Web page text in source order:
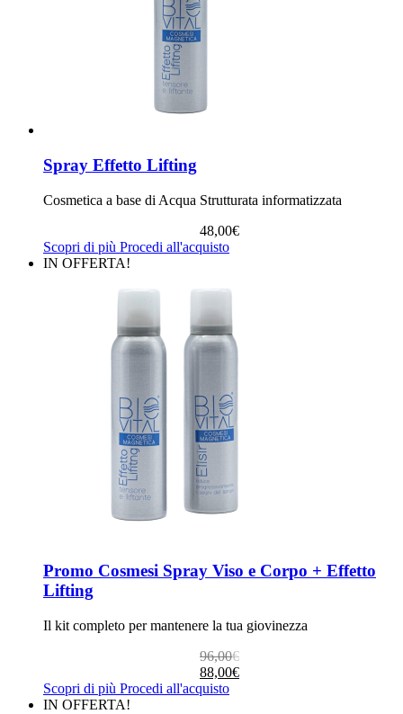
Spray Effetto Lifting
Cosmetica a base di Acqua Strutturata informatizzata
48,00€
Scopri di più Procedi all'acquisto
IN OFFERTA!
Promo Cosmesi Spray Viso e Corpo + Effetto
Lifting
Il kit completo per mantenere la tua giovinezza
96,00€
Il
prezzo
originale
88,00€
Il
prezzo
attuale
Scopri di più Procedi all'acquisto
IN OFFERTA!